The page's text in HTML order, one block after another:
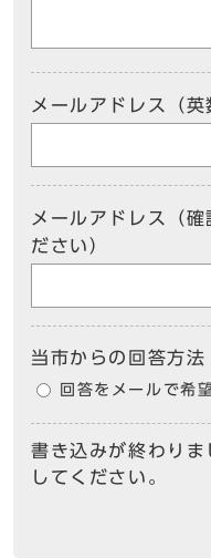
メールアドレス（英
メールアドレス（
ださい）
当市からの回答方法
回答をメールで希望
書き込みが終わり
してください。